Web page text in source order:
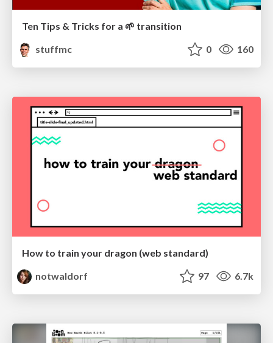
Ten Tips & Tricks for a 🌱 transition
stuffmc
0 160
How to train your dragon (web standard)
notwaldorf
97 6.7k